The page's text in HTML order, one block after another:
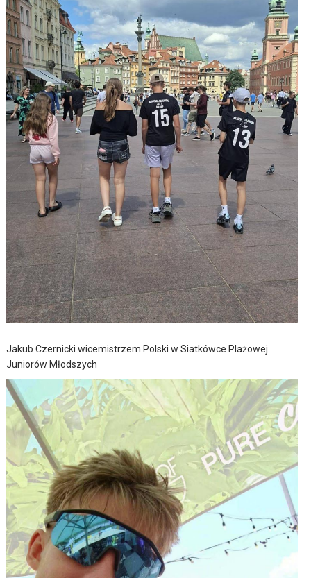
Jakub Czernicki wicemistrzem Polski w Siatkówce Plażowej
Juniorów Młodszych